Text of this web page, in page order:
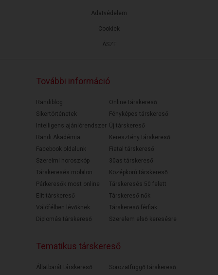
ÁSZF
Adatvédelem
Cookiek
További információ
Randiblog
Sikertörténetek
Intelligens ajánlórendszer
Randi Akadémia
Facebook oldalunk
Szerelmi horoszkóp
Társkeresés mobilon
Párkeresők most online
Elit társkereső
Válófélben lévőknek
Diplomás társkereső
Online társkereső
Fényképes társkereső
Új társkereső
Keresztény társkereső
Fiatal társkereső
30as társkereső
Középkorú társkereső
Társkeresés 50 felett
Társkereső nők
Társkereső férfiak
Szerelem első keresésre
Tematikus társkereső
Állatbarát társkereső
Sorozatfüggő társkereső